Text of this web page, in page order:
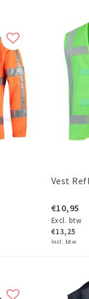
Vest
€10,95
Excl. btw
€13,25
Incl. btw